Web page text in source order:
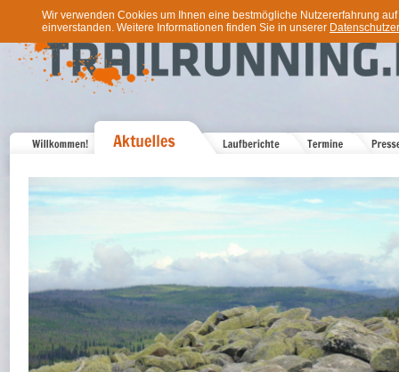
Wir verwenden Cookies um Ihnen eine bestmögliche Nutzererfahrung
einverstanden. Weitere Informationen finden Sie in unserer